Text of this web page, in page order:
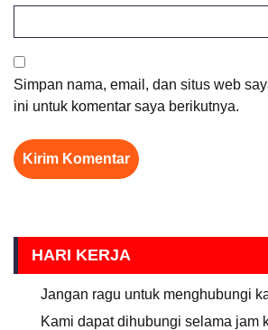
Simpan nama, email, dan situs web
ini untuk komentar saya berikutnya.
HARI KERJA
Jangan ragu untuk menghubungi
Kami dapat dihubungi selama jam